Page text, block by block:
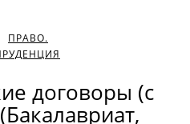
ПРАВО.
договоры (с